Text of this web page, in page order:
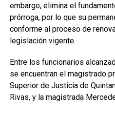
embargo, elimina el
prórroga, por lo que su
conforme al proceso de
legislación vigente.
Entre los funcionarios
se encuentran el magistrado
Superior de Justicia de
Rivas, y la magistrada